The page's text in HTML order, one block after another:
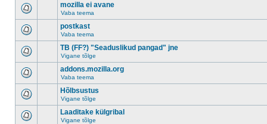
mozilla ei avane
Vaba teema
postkast
Vaba teema
TB (FF?) "Seaduslikud pangad" jne
Vigane tõlge
addons.mozilla.org
Vaba teema
Hõlbsustus
Vigane tõlge
Laaditake külgribal
Vigane tõlge